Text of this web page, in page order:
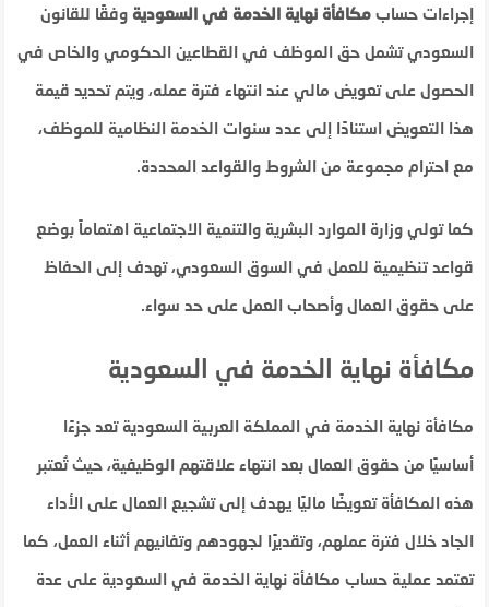
إجراءات حساب مكافأة نهاية الخدمة في السعودية وفقًا للقانون
السعودي تشمل حق الموظف في القطاعين الحكومي والخاص في
الحصول على تعويض مالي عند انتهاء فترة عمله، ويتم تحديد قيمة
هذا التعويض استنادًا إلى عدد سنوات الخدمة النظامية للموظف،
مع احترام مجموعة من الشروط والقواعد المحددة.
كما تولي وزارة الموارد البشرية والتنمية الاجتماعية اهتماماً بوضع
قواعد تنظيمية للعمل في السوق السعودي، تهدف إلى الحفاظ
على حقوق العمال وأصحاب العمل على حد سواء.
مكافأة نهاية الخدمة في السعودية
مكافأة نهاية الخدمة في المملكة العربية السعودية تعد جزءًا
أساسيًا من حقوق العمال بعد انتهاء علاقتهم الوظيفية، حيث تُعتبر
هذه المكافأة تعويضًا ماليًا يهدف إلى تشجيع العمال على الأداء
الجاد خلال فترة عملهم، وتقديرًا لجهودهم وتفانيهم أثناء العمل، كما
تعتمد عملية حساب مكافأة نهاية الخدمة في السعودية على عدة